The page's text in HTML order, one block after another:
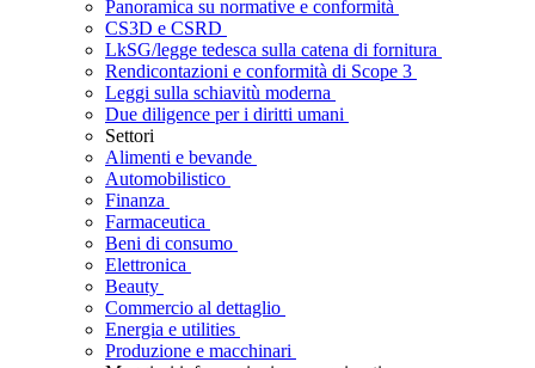
Panoramica su normative e conformità
CS3D e CSRD
LkSG/legge tedesca sulla catena di fornitura
Rendicontazioni e conformità di Scope 3
Leggi sulla schiavitù moderna
Due diligence per i diritti umani
Settori
Alimenti e bevande
Automobilistico
Finanza
Farmaceutica
Beni di consumo
Elettronica
Beauty
Commercio al dettaglio
Energia e utilities
Produzione e macchinari